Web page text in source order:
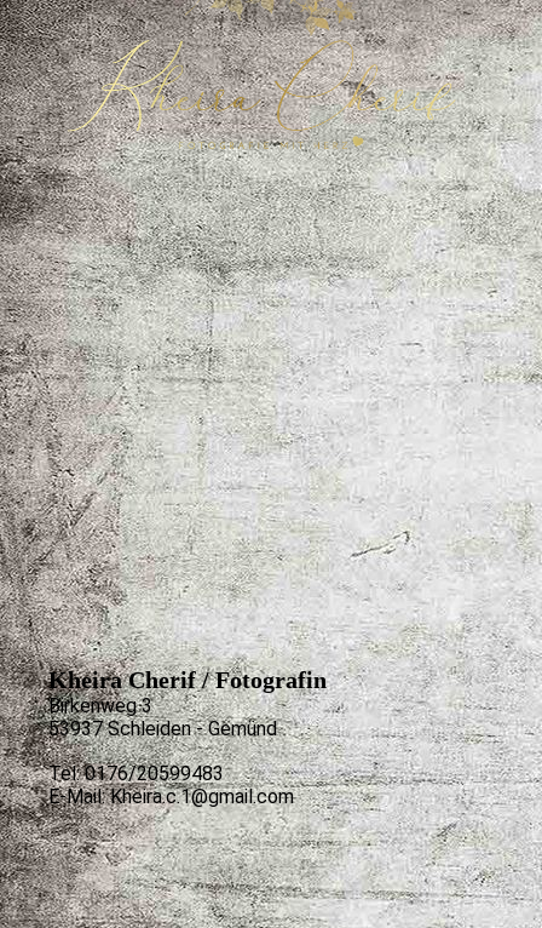
Kheira Cherif / Fotografin
Birkenweg 3
53937 Schleiden - Gemünd
Tel: 0176/20599483
E-Mail: Kheira.c.1@gmail.com